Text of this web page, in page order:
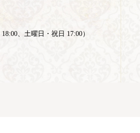
、土曜日・祝日 17:00）